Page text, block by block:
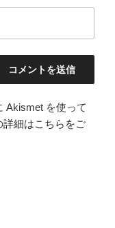
Akismet を使って
詳細はこちらをご